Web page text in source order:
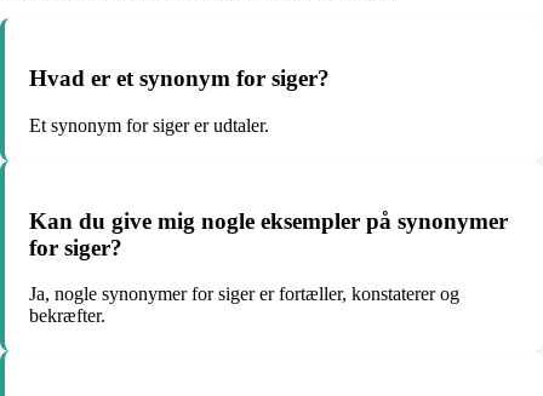
Hvad er et synonym for siger?
Et synonym for siger er udtaler.
Kan du give mig nogle eksempler på synonymer
for siger?
Ja, nogle synonymer for siger er fortæller, konstaterer og
bekræfter.